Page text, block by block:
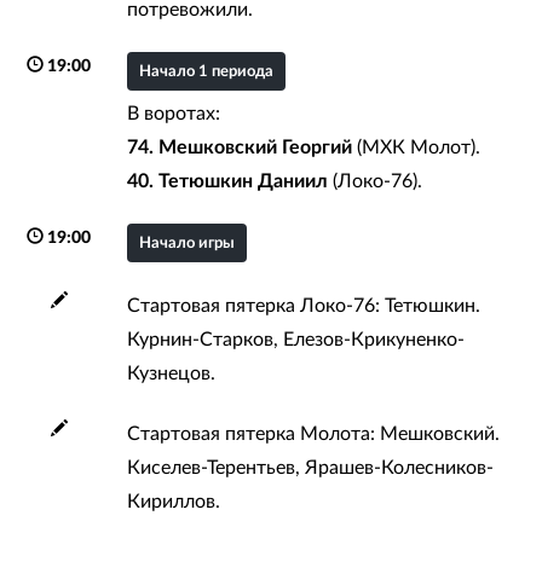
потревожили.
19:00 Начало 1 периода
В воротах:
74. Мешковский Георгий(МХК Молот).
40. Тетюшкин Даниил (Локо-76).
19:00 Начало игры
Стартовая пятерка Локо-76: Тетюшкин.
Курнин-Старков, Елезов-Крикуненко-
Кузнецов.
Стартовая пятерка Молота: Мешковский.
Киселев-Терентьев, Ярашев-Колесников-
Кириллов.